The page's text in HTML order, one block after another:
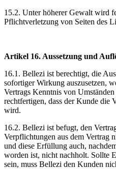
15.2. Unter höherer Gewalt wird
Pflichtverletzung von Seiten des
Artikel 16. Aussetzung und
16.1. Bellezi ist berechtigt, die
sofortiger Wirkung auszusetzen,
Vertrags Kenntnis von
rechtfertigen, dass der Kunde die
wird.
16.2. Bellezi ist befugt, den
Verpflichtungen aus dem Vertrag
und diese Erfüllung auch,
worden ist, nicht nachholt. Sollte
sein, muss Bellezi den Kunden